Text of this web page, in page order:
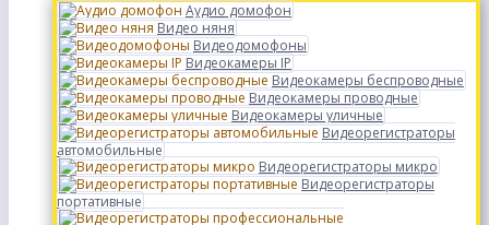
Аудио домофон
Видео няня
Видеодомофоны
Видеокамеры IP
Видеокамеры беспроводные
Видеокамеры проводные
Видеокамеры уличные
Видеорегистраторы
автомобильные
Видеорегистраторы микро
Видеорегистраторы
портативные